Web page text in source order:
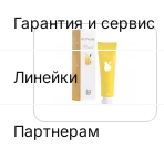
Гарантия и сервис
Линейки
Партнерам